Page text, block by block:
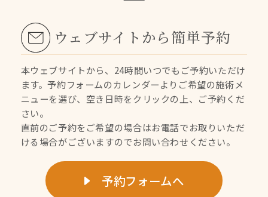
ウェブサイトから簡単予約
本ウェブサイトから、24時間いつでもご予約いただけ
ます。予約フォームのカレンダーよりご希望の施術メ
ニューを選び、空き日時をクリックの上、ご予約くだ
さい。
直前のご予約をご希望の場合はお電話でお取りいただ
ける場合がございますのでお問い合わせください。
予約フォームへ